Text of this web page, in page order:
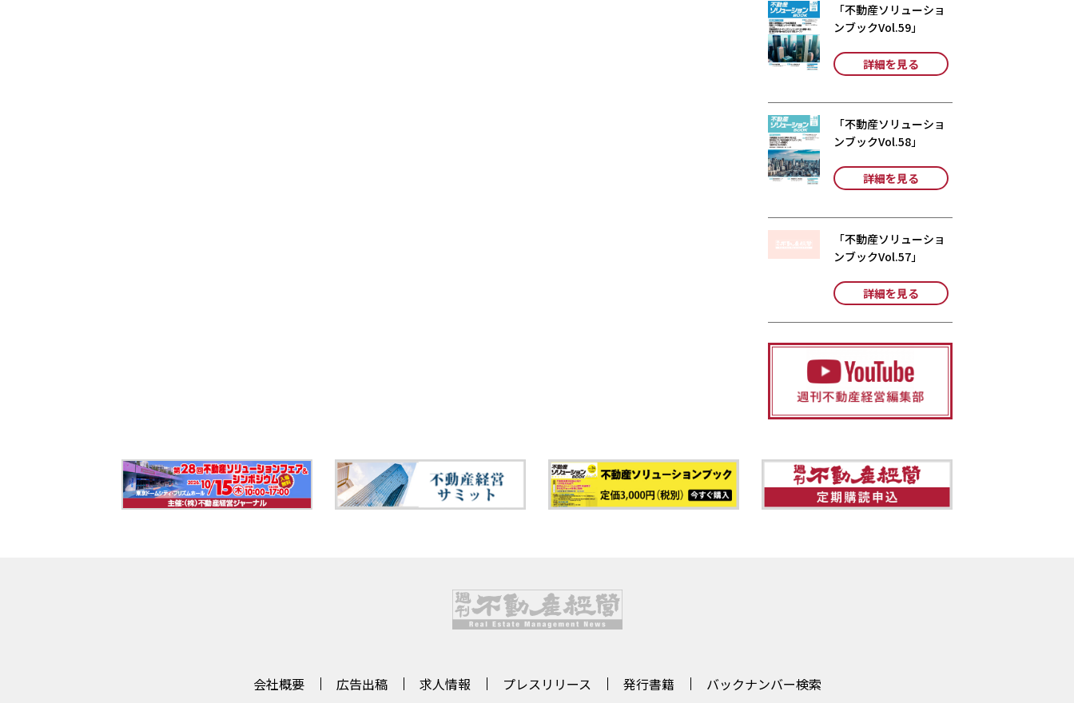
「不動産ソリューショ
ンブックVol.59」
詳細を見る
「不動産ソリューショ
ンブックVol.58」
詳細を見る
「不動産ソリューショ
ンブックVol.57」
詳細を見る
会社概要 広告出稿 求人情報 プレスリリース 発行書籍 バックナンバー検索